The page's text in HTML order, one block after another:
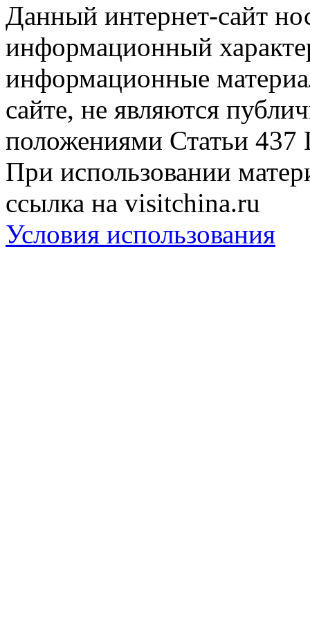
Данный интернет-сайт
информационный
информационные
сайте, не являются
положениями Статьи 437
При использовании
ссылка на visitchina.ru
Условия использования